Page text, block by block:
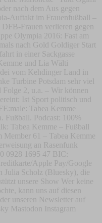
nach dem Aus gegen
Auftakt im Frauenfußball –
Frauen verlieren gegen
Olympia 2016: Fast am
nach Gold Goldiger Start
in einer Sackgasse
und Lia Wälti
vom Kehdinger Land in
Turbine Potsdam sehr viel
2, u.a. – Wir können
Ist Sport politisch und
Tabea Kemme
Fußball. Podcast: 100%
Tabea Kemme – Fußball
Member 61 – Tabea Kemme
an Rasenfunk
1695 47 BIC:
Apple Pay/Google
Julia Scholz (Bluesky), die
unsere Show Wer keine
kann uns auf diesen
unseren Newsletter auf
Mastodon Instagram